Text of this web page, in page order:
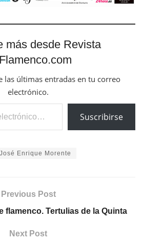
más desde Revista
las últimas entradas en tu correo
electrónico.
Suscribirse
José Enrique Morente
Previous Post
flamenco. Tertulias de la Quinta
Next Post